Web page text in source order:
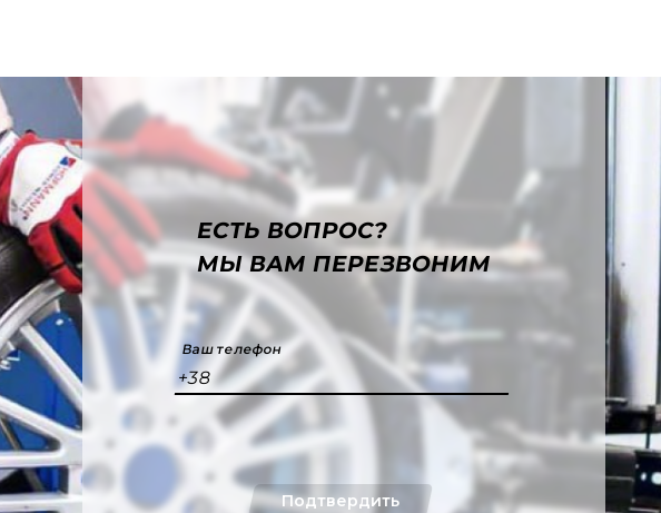
ЕСТЬ ВОПРОС?
МЫ ВАМ ПЕРЕЗВОНИМ
Ваш телефон
+38
Подтвердить